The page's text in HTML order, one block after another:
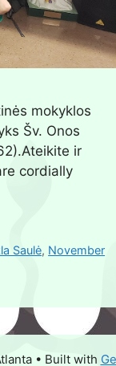
mokyklos
Šv. Onos
ir
cordially
Saulė, November
• Built with